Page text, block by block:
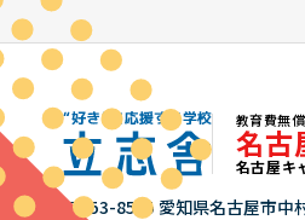
"好き"を応援する学校 立志舎
教育費無
名古
名古屋キ
〒453-8565 愛知県名古屋市中